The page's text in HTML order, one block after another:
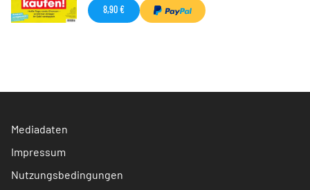
8,90 €
Mediadaten
Impressum
Nutzungsbedingungen